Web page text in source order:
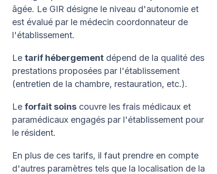
âgée. Le GIR désigne le niveau d'autonomie et
est évalué par le médecin coordonnateur de
l'établissement.
Le tarif hébergement dépend de la qualité des
prestations proposées par l'établissement
(entretien de la chambre, restauration, etc.).
Le forfait soins couvre les frais médicaux et
paramédicaux engagés par l'établissement pour
le résident.
En plus de ces tarifs, il faut prendre en compte
d'autres paramètres tels que la localisation de la